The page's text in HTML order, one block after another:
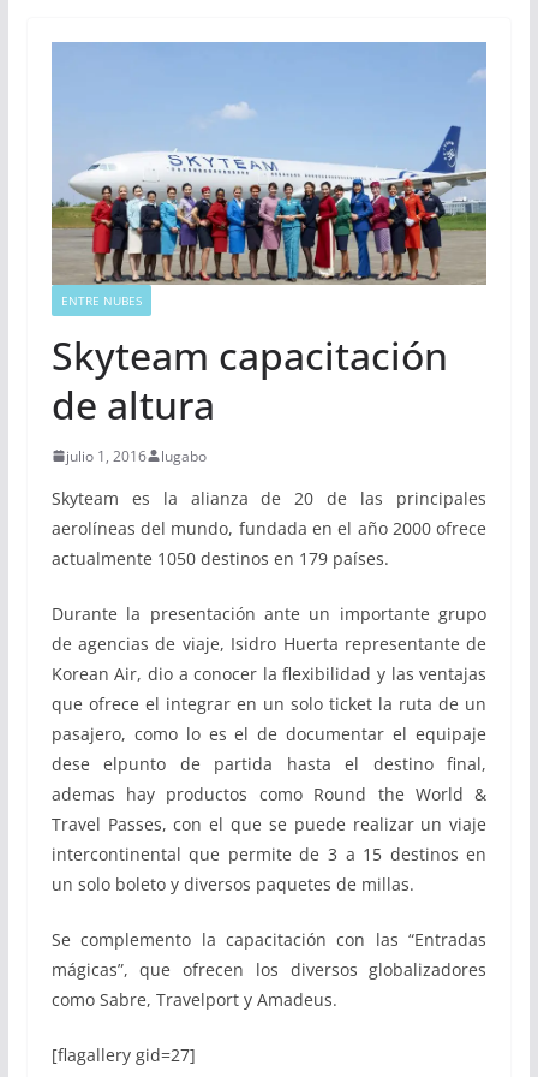
ENTRE NUBES
Skyteam capacitación
de altura
julio 1, 2016 lugabo
Skyteam es la alianza de 20 de las principales
aerolíneas del mundo, fundada en el año 2000 ofrece
actualmente 1050 destinos en 179 países.
Durante la presentación ante un importante grupo
de agencias de viaje, Isidro Huerta representante de
Korean Air, dio a conocer la flexibilidad y las ventajas
que ofrece el integrar en un solo ticket la ruta de un
pasajero, como lo es el de documentar el equipaje
dese elpunto de partida hasta el destino final,
ademas hay productos como Round the World &
Travel Passes, con el que se puede realizar un viaje
intercontinental que permite de 3 a 15 destinos en
un solo boleto y diversos paquetes de millas.
Se complemento la capacitación con las “Entradas
mágicas”, que ofrecen los diversos globalizadores
como Sabre, Travelport y Amadeus.
[flagallery gid=27]